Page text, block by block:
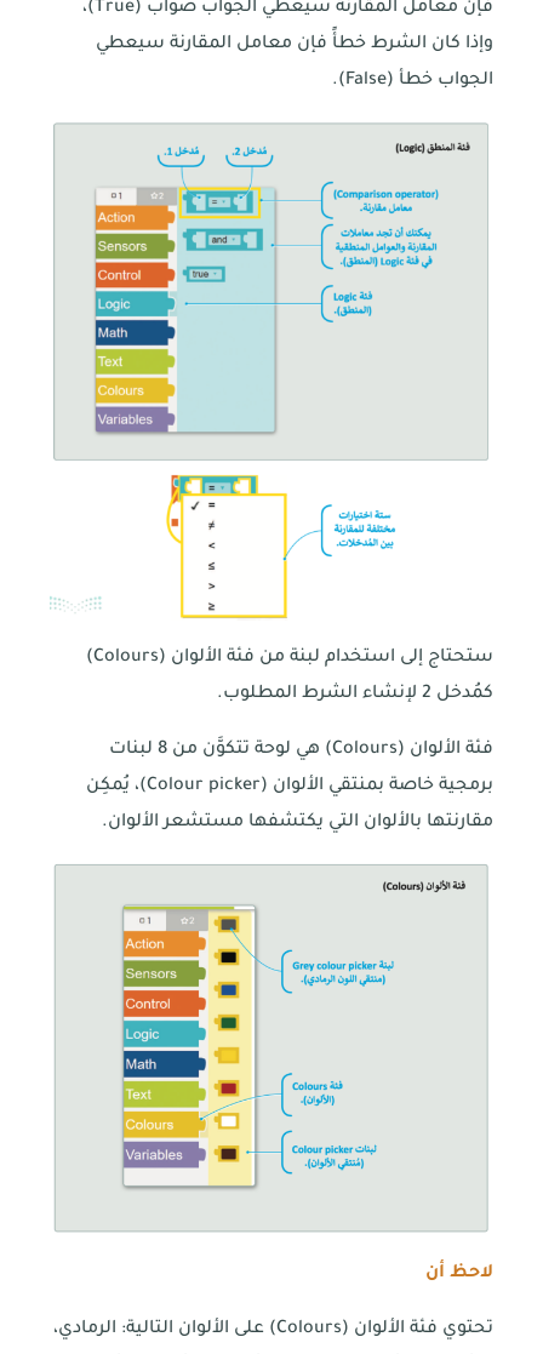
فإن معامل المقارنة سيعطي الجواب صواب (True)،
وإذا كان الشرط خطأً فإن معامل المقارنة سيعطي
الجواب خطأ (False).
ستحتاج إلى استخدام لبنة من فئة الألوان (Colours)
كمُدخل 2 لإنشاء الشرط المطلوب.
فئة الألوان (Colours) هي لوحة تتكوَّن من 8 لبنات
برمجية خاصة بمنتقي الألوان (Colour picker)، يُمكِن
مقارنتها بالألوان التي يكتشفها مستشعر الألوان.
لاحظ أن
تحتوي فئة الألوان (Colours) على الألوان التالية: الرمادي،